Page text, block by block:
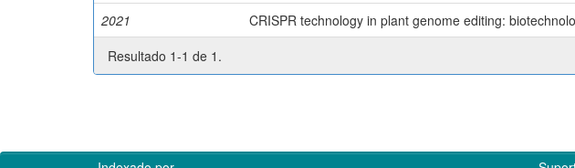
2021
CRISPR technology in plant genome editing:
Resultado 1-1 de 1.